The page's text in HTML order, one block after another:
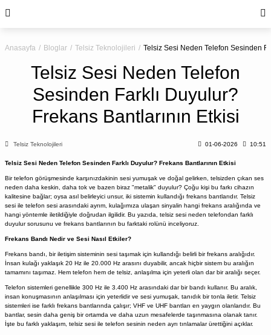
Anasayfa Bloglar Telsiz Teknolojileri Telsiz Sesi Neden Telefon Sesinden
Telsiz Sesi Neden Telefon
Sesinden Farklı Duyulur?
Frekans Bantlarının Etkisi
Telsiz Teknolojileri 01-06-2026 10:51
Telsiz Sesi Neden Telefon Sesinden Farklı Duyulur? Frekans Bantlarının Etkisi
Bir telefon görüşmesinde karşınızdakinin sesi yumuşak ve doğal gelirken, telsizden çıkan ses
neden daha keskin, daha tok ve bazen biraz "metalik" duyulur? Çoğu kişi bu farkı cihazın
kalitesine bağlar; oysa asıl belirleyici unsur, iki sistemin kullandığı frekans bantlarıdır. Telsiz
sesi ile telefon sesi arasındaki ayrım, kulağımıza ulaşan sinyalin hangi frekans aralığında ve
hangi yöntemle iletildiğiyle doğrudan ilgilidir. Bu yazıda, telsiz sesi neden telefondan farklı
duyulur sorusunu ve frekans bantlarının bu farktaki rolünü inceliyoruz.
Frekans Bandı Nedir ve Sesi Nasıl Etkiler?
Frekans bandı, bir iletişim sisteminin sesi taşımak için kullandığı belirli bir frekans aralığıdır.
İnsan kulağı yaklaşık 20 Hz ile 20.000 Hz arasını duyabilir, ancak hiçbir sistem bu aralığın
tamamını taşımaz. Hem telefon hem de telsiz, anlaşılma için yeterli olan dar bir aralığı seçer.
Telefon sistemleri genellikle 300 Hz ile 3.400 Hz arasındaki dar bir bandı kullanır. Bu aralık,
insan konuşmasının anlaşılması için yeterlidir ve sesi yumuşak, tanıdık bir tonla iletir. Telsiz
sistemleri ise farklı frekans bantlarında çalışır; VHF ve UHF bantları en yaygın olanlarıdır. Bu
bantlar, sesin daha geniş bir ortamda ve daha uzun mesafelerde taşınmasına olanak tanır.
İşte bu farklı yaklaşım, telsiz sesi ile telefon sesinin neden ayrı tınlamalar ürettiğini açıklar.